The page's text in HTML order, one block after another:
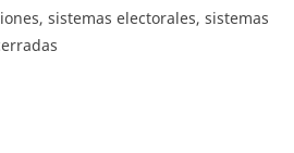
sistemas electorales, sistemas